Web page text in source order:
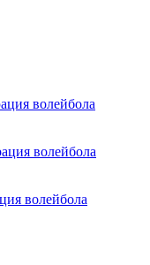
волейбола
волейбола
волейбола